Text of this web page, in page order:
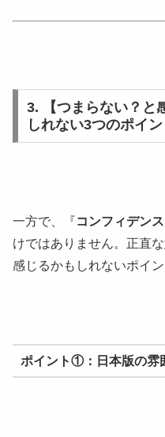
3. 【つまらない？と
しれない3つのポイン
一方で、『コンフィデン
けではありません。正直
感じるかもしれないポイ
ポイント①：日本版の雰